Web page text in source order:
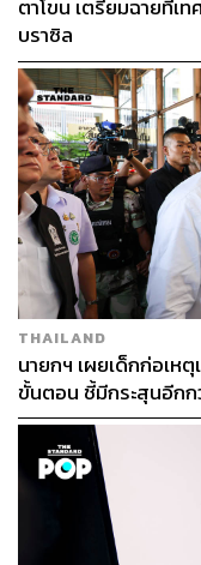
ตาโขน เตรียมฉายที่เ
บราซิล
THAILAND
นายกฯ เผยเด็กก่อเหตุ
ขั้นตอน ชี้มีกระสุนอีกก
สูญเสียเพิ่ม